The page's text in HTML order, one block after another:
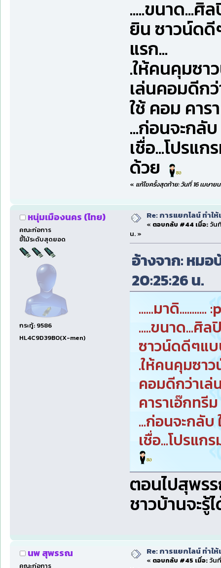
.....ขนาด...ศิ
ยิน ซาวน์ดดี
แรก...
.ให้คนคุมซา
เล่นคอมดีก
ใช้ คอม คาร
...ก่อนจะกลับ
เชื่อ...โปรแ
ด้วย
« แก้ไขครั้งสุดท้าย: วันที่ 16 เมษาย
หนุ่มเมืองนคร (ไทย)
คณะก่อการ
ขี้โม้ระดับสุดยอด
กระทู้: 9586
HL4C9D39B0(X-men)
Re: การแยกไลน์ ทำใ
« ตอบกลับ #44 เมื่อ:วันที่
น. »
อ้างจาก: หมอ
20:25:26 น.
......มาดิ...........
.....ขนาด...ศิล
ซาวน์ดดีๆแบ
.ให้คนคุมซาว
คอมดีกว่าเล่
คาราเอ๊กทรี
...ก่อนจะกลับ
เชื่อ...โปรแ
ตอนไปสุพร
ชาวบ้านจะรู้
นพ สุพรรณ
คณะก่อการ
Re: การแยกไลน์ ทำใ
« ตอบกลับ #45 เมื่อ:วันที่